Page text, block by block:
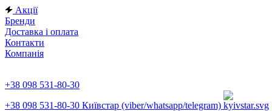
Акції
Бренди
Доставка і оплата
Контакти
Компанія
+38 098 531-80-30
+38 098 531-80-30 Київстар (viber/whatsapp/telegram)